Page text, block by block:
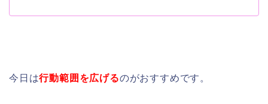
今日は行動範囲を広げるのがおすすめです。